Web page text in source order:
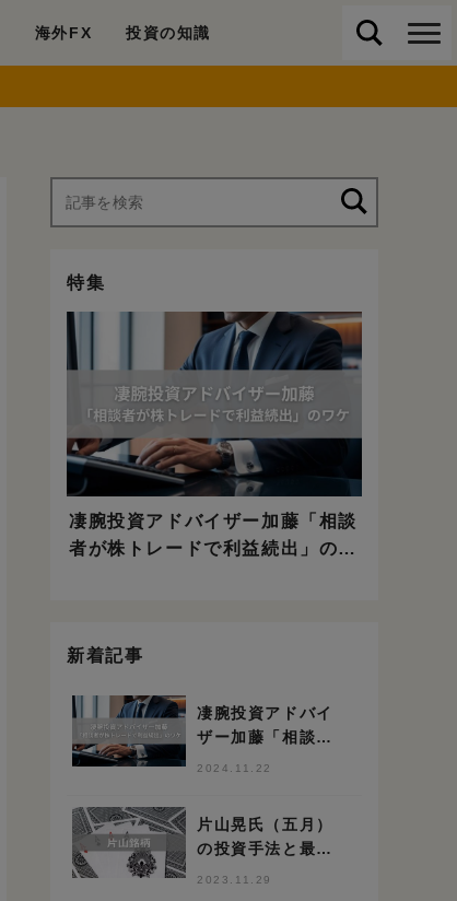
海外FX 投資の知識
特集
凄腕投資アドバイザー加藤「相談
者が株トレードで利益続出」のワ
新着記事
凄腕投資アドバイ
ザー加藤「相談者
が株トレードで利
2024.11.22
片山晃氏（五月）
の投資手法と最新
保有銘柄 ※150億
2023.11.29